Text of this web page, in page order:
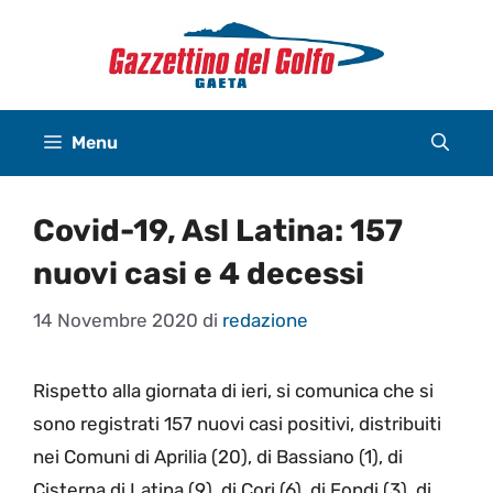
Menu
Covid-19, Asl Latina: 157
nuovi casi e 4 decessi
14 Novembre 2020 di redazione
Rispetto alla giornata di ieri, si comunica che si
sono registrati 157 nuovi casi positivi, distribuiti
nei Comuni di Aprilia (20), di Bassiano (1), di